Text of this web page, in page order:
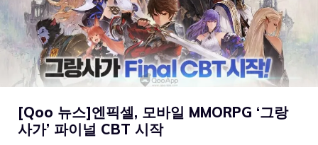
[Qoo 뉴스]엔픽셀, 모바일 MMORPG ‘그랑
사가’ 파이널 CBT 시작